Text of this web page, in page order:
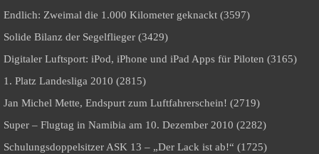
Endlich: Zweimal die 1.000 Kilometer geknackt (3597)
Solide Bilanz der Segelflieger (3429)
Digitaler Luftsport: iPod, iPhone und iPad Apps für Piloten (3165)
1. Platz Landesliga 2010 (2815)
Jan Michel Mette, Endspurt zum Luftfahrerschein! (2719)
Super – Flugtag in Namibia am 10. Dezember 2010 (2282)
Schulungsdoppelsitzer ASK 13 – „Der Lack ist ab!“ (1725)